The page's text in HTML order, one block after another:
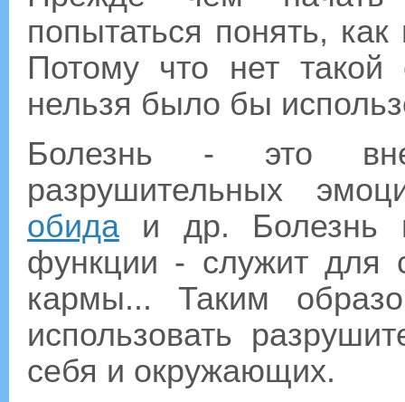
попытаться понять,
Потому что нет
нельзя было бы
Болезнь - это
разрушительных
обидаи др. Болезнь
функции - служит для
кармы... Таким
использовать
себя и окружающих.